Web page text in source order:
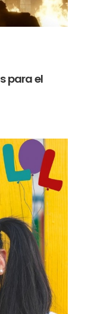
para el